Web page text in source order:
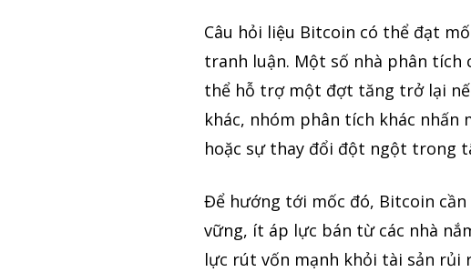
Câu hỏi liệu Bitcoin có thể đạt
tranh luận. Một số nhà phân tích
thể hỗ trợ một đợt tăng trở lại
khác, nhóm phân tích khác
hoặc sự thay đổi đột ngột trong
Để hướng tới mốc đó, Bitcoin
vững, ít áp lực bán từ các nhà
lực rút vốn mạnh khỏi tài sản rủi